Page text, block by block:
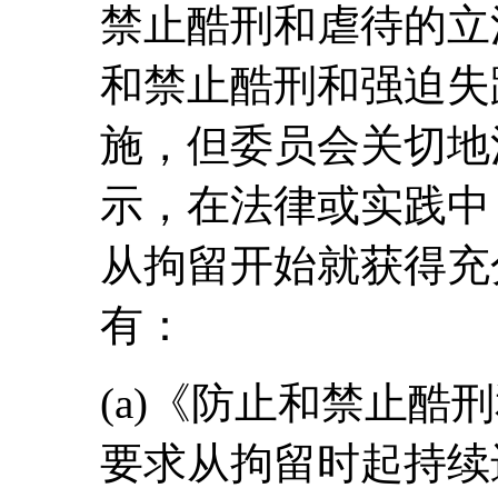
禁止酷刑和虐待的
和禁止酷刑和强迫
施，但委员会关切
示，在法律或实践
从拘留开始就获得
有：
(a)《防止和禁止酷
要求从拘留时起持